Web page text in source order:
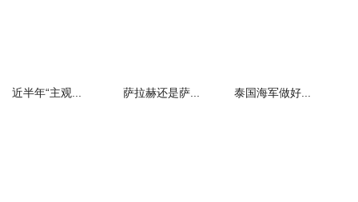
近半年“主观... 萨拉赫还是萨... 泰国海军做好...